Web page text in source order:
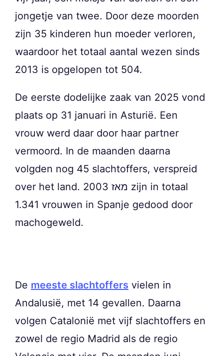
jongetje van twee. Door deze moorden
zijn 35 kinderen hun moeder verloren,
waardoor het totaal aantal wezen sinds
2013 is opgelopen tot 504.
De eerste dodelijke zaak van 2025 vond
plaats op 31 januari in Asturië. Een
vrouw werd daar door haar partner
vermoord. In de maanden daarna
volgden nog 45 slachtoffers, verspreid
over het land. מאז 2003 zijn in totaal
1.341 vrouwen in Spanje gedood door
machogeweld.
De meeste slachtoffers vielen in
Andalusië, met 14 gevallen. Daarna
volgen Catalonië met vijf slachtoffers en
zowel de regio Madrid als de regio